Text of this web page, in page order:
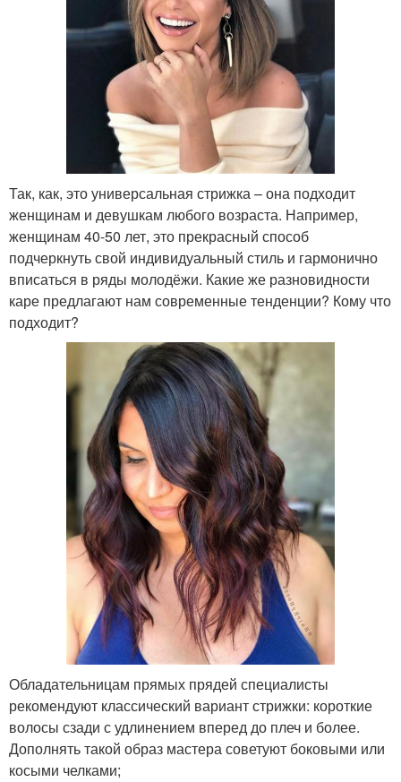
Так, как, это универсальная стрижка – она подходит
женщинам и девушкам любого возраста. Например,
женщинам 40-50 лет, это прекрасный способ
подчеркнуть свой индивидуальный стиль и гармонично
вписаться в ряды молодёжи. Какие же разновидности
каре предлагают нам современные тенденции? Кому что
подходит?
Обладательницам прямых прядей специалисты
рекомендуют классический вариант стрижки: короткие
волосы сзади с удлинением вперед до плеч и более.
Дополнять такой образ мастера советуют боковыми или
косыми челками;